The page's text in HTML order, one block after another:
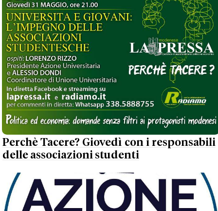
Perchè Tacere? Giovedì con i responsabili
delle associazioni studenti